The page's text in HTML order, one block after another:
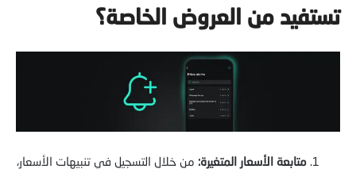
تستفيد من العروض الخاصة؟
متابعة الأسعار المتغيرة: من خلال التسجيل في تنبيهات الأسعار،